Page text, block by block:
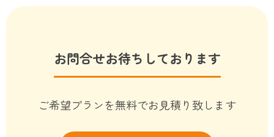
お問合せお待ちしております
ご希望プランを無料でお見積り致します